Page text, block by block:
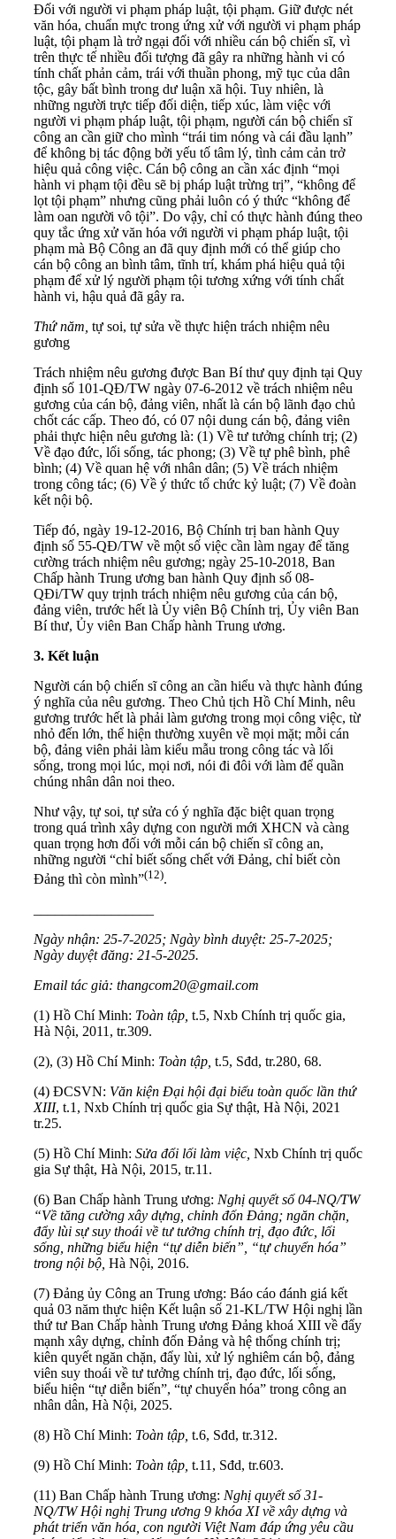
Đối với người vi phạm pháp luật, tội phạm. Giữ được nét
văn hóa, chuẩn mực trong ứng xử với người vi phạm pháp
luật, tội phạm là trở ngại đối với nhiều cán bộ chiến sĩ, vì
trên thực tế nhiều đối tượng đã gây ra những hành vi có
tính chất phản cảm, trái với thuần phong, mỹ tục của dân
tộc, gây bất bình trong dư luận xã hội. Tuy nhiên, là
những người trực tiếp đối diện, tiếp xúc, làm việc với
người vi phạm pháp luật, tội phạm, người cán bộ chiến sĩ
công an cần giữ cho mình “trái tim nóng và cái đầu lạnh”
để không bị tác động bởi yếu tố tâm lý, tình cảm cản trở
hiệu quả công việc. Cán bộ công an cần xác định “mọi
hành vi phạm tội đều sẽ bị pháp luật trừng trị”, “không để
lọt tội phạm” nhưng cũng phải luôn có ý thức “không để
làm oan người vô tội”. Do vậy, chỉ có thực hành đúng theo
quy tắc ứng xử văn hóa với người vi phạm pháp luật, tội
phạm mà Bộ Công an đã quy định mới có thể giúp cho
cán bộ công an bình tâm, tĩnh trí, khám phá hiệu quả tội
phạm để xử lý người phạm tội tương xứng với tính chất
hành vi, hậu quả đã gây ra.
Thứ năm, tự soi, tự sửa về thực hiện trách nhiệm nêu
gương
Trách nhiệm nêu gương được Ban Bí thư quy định tại Quy
định số 101-QĐ/TW ngày 07-6-2012 về trách nhiệm nêu
gương của cán bộ, đảng viên, nhất là cán bộ lãnh đạo chủ
chốt các cấp. Theo đó, có 07 nội dung cán bộ, đảng viên
phải thực hiện nêu gương là: (1) Về tư tưởng chính trị; (2)
Về đạo đức, lối sống, tác phong; (3) Về tự phê bình, phê
bình; (4) Về quan hệ với nhân dân; (5) Về trách nhiệm
trong công tác; (6) Về ý thức tổ chức kỷ luật; (7) Về đoàn
kết nội bộ.
Tiếp đó, ngày 19-12-2016, Bộ Chính trị ban hành Quy
định số 55-QĐ/TW về một số việc cần làm ngay để tăng
cường trách nhiệm nêu gương; ngày 25-10-2018, Ban
Chấp hành Trung ương ban hành Quy định số 08-
QĐi/TW quy trịnh trách nhiệm nêu gương của cán bộ,
đảng viên, trước hết là Ủy viên Bộ Chính trị, Ủy viên Ban
Bí thư, Ủy viên Ban Chấp hành Trung ương.
3. Kết luận
Người cán bộ chiến sĩ công an cần hiểu và thực hành đúng
ý nghĩa của nêu gương. Theo Chủ tịch Hồ Chí Minh, nêu
gương trước hết là phải làm gương trong mọi công việc, từ
nhỏ đến lớn, thể hiện thường xuyên về mọi mặt; mỗi cán
bộ, đảng viên phải làm kiểu mẫu trong công tác và lối
sống, trong mọi lúc, mọi nơi, nói đi đôi với làm để quần
chúng nhân dân noi theo.
Như vậy, tự soi, tự sửa có ý nghĩa đặc biệt quan trọng
trong quá trình xây dựng con người mới XHCN và càng
quan trọng hơn đối với mỗi cán bộ chiến sĩ công an,
những người “chỉ biết sống chết với Đảng, chỉ biết còn
Đảng thì còn mình”(12).
Ngày nhận: 25-7-2025; Ngày bình duyệt: 25-7-2025;
Ngày duyệt đăng: 21-5-2025.
Email tác giả: thangcom20@gmail.com
(1) Hồ Chí Minh: Toàn tập, t.5, Nxb Chính trị quốc gia,
Hà Nội, 2011, tr.309.
(2), (3) Hồ Chí Minh: Toàn tập, t.5, Sđd, tr.280, 68.
(4) ĐCSVN: Văn kiện Đại hội đại biểu toàn quốc lần thứ
XIII, t.1, Nxb Chính trị quốc gia Sự thật, Hà Nội, 2021
tr.25.
(5) Hồ Chí Minh: Sửa đổi lối làm việc, Nxb Chính trị quốc
gia Sự thật, Hà Nội, 2015, tr.11.
(6) Ban Chấp hành Trung ương: Nghị quyết số 04-NQ/TW
“Về tăng cường xây dựng, chỉnh đốn Đảng; ngăn chặn,
đẩy lùi sự suy thoái về tư tưởng chính trị, đạo đức, lối
sống, những biểu hiện “tự diễn biến”, “tự chuyển hóa”
trong nội bộ, Hà Nội, 2016.
(7) Đảng ủy Công an Trung ương: Báo cáo đánh giá kết
quả 03 năm thực hiện Kết luận số 21-KL/TW Hội nghị lần
thứ tư Ban Chấp hành Trung ương Đảng khoá XIII về đẩy
mạnh xây dựng, chỉnh đốn Đảng và hệ thống chính trị;
kiên quyết ngăn chặn, đẩy lùi, xử lý nghiêm cán bộ, đảng
viên suy thoái về tư tưởng chính trị, đạo đức, lối sống,
biểu hiện “tự diễn biến”, “tự chuyển hóa” trong công an
nhân dân, Hà Nội, 2025.
(8) Hồ Chí Minh: Toàn tập, t.6, Sđd, tr.312.
(9) Hồ Chí Minh: Toàn tập, t.11, Sđd, tr.603.
(11) Ban Chấp hành Trung ương: Nghị quyết số 31-
NQ/TW Hội nghị Trung ương 9 khóa XI về xây dựng và
phát triển văn hóa, con người Việt Nam đáp ứng yêu cầu